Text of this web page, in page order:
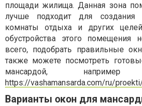
площади жилища. Данная зона
лучше подходит для создания
комнаты отдыха и других
обустройства этого помещения
всего, подобрать правильные
также можете посмотреть
мансардой,
https://vashamansarda.com/ru/
Варианты окон для